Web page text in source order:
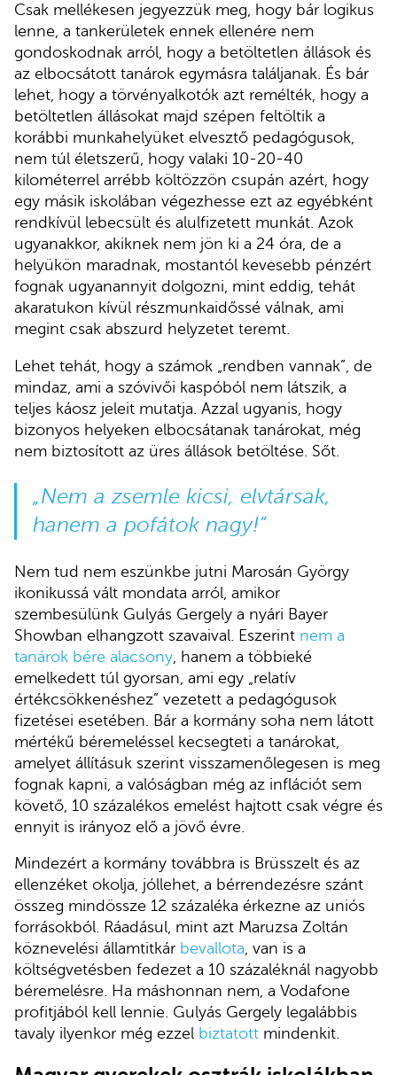
Csak mellékesen jegyezzük meg, hogy bár logikus
lenne, a tankerületek ennek ellenére nem
gondoskodnak arról, hogy a betöltetlen állások és
az elbocsátott tanárok egymásra találjanak. És bár
lehet, hogy a törvényalkotók azt remélték, hogy a
betöltetlen állásokat majd szépen feltöltik a
korábbi munkahelyüket elvesztő pedagógusok,
nem túl életszerű, hogy valaki 10-20-40
kilométerrel arrébb költözzön csupán azért, hogy
egy másik iskolában végezhesse ezt az egyébként
rendkívül lebecsült és alulfizetett munkát. Azok
ugyanakkor, akiknek nem jön ki a 24 óra, de a
helyükön maradnak, mostantól kevesebb pénzért
fognak ugyanannyit dolgozni, mint eddig, tehát
akaratukon kívül részmunkaidőssé válnak, ami
megint csak abszurd helyzetet teremt.
Lehet tehát, hogy a számok „rendben vannak”, de
mindaz, ami a szóvivői kaspóból nem látszik, a
teljes káosz jeleit mutatja. Azzal ugyanis, hogy
bizonyos helyeken elbocsátanak tanárokat, még
nem biztosított az üres állások betöltése. Sőt.
„Nem a zsemle kicsi, elvtársak,
hanem a pofátok nagy!”
Nem tud nem eszünkbe jutni Marosán György
ikonikussá vált mondata arról, amikor
szembesülünk Gulyás Gergely a nyári Bayer
Showban elhangzott szavaival. Eszerint nem a
tanárok bére alacsony , hanem a többieké
emelkedett túl gyorsan, ami egy „relatív
értékcsökkenéshez” vezetett a pedagógusok
fizetései esetében. Bár a kormány soha nem látott
mértékű béremeléssel kecsegteti a tanárokat,
amelyet állításuk szerint visszamenőlegesen is meg
fognak kapni, a valóságban még az inflációt sem
követő, 10 százalékos emelést hajtott csak végre és
ennyit is irányoz elő a jövő évre.
Mindezért a kormány továbbra is Brüsszelt és az
ellenzéket okolja, jóllehet, a bérrendezésre szánt
összeg mindössze 12 százaléka érkezne az uniós
forrásokból. Ráadásul, mint azt Maruzsa Zoltán
köznevelési államtitkár bevallota, van is a
költségvetésben fedezet a 10 százaléknál nagyobb
béremelésre. Ha máshonnan nem, a Vodafone
profitjából kell lennie. Gulyás Gergely legalábbis
tavaly ilyenkor még ezzel biztatott mindenkit.